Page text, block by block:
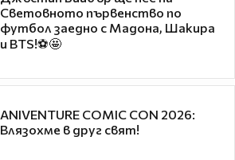
Световното първенство по
футбол заедно с Мадона, Шакира
и BTS!⚽🤩
ANIVENTURE COMIC CON 2026:
Влязохме в друг свят!